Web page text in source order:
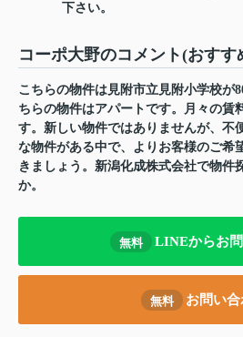
下さい。
コーポ大野のコメント(おすす
こちらの物件は見附市立見附小学校が
ちらの物件はアパートです。月々の賃
す。新しい物件ではありませんが、不
な物件がある中で、よりお客様のご希
きましょう。新潟化成株式会社で物件
か。
無料 LINEからお
無料 お問い合